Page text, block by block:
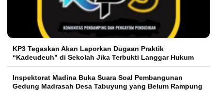
KP3 Tegaskan Akan Laporkan Dugaan Praktik
“Kadeudeuh” di Sekolah Jika Terbukti Langgar Hukum
Inspektorat Madina Buka Suara Soal Pembangunan
Gedung Madrasah Desa Tabuyung yang Belum Rampung